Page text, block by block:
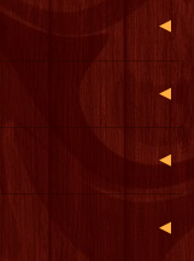
◀
◀
◀
◀